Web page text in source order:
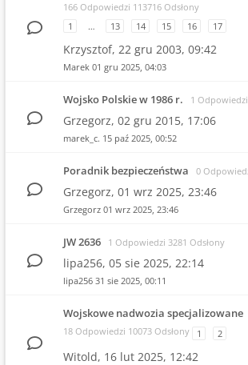
166 Odpowiedzi 113716 Odsłony
1
… 13 14 15 16 17
Krzysztof, 22 gru 2003, 09:42
Marek 01 gru 2025, 04:03
Wojsko Polskie w 1986 r. 1
Grzegorz, 02 gru 2015, 17:06
marek_c. 15 paź 2025, 00:52
Poradnik bezpieczeństwa 0
Grzegorz, 01 wrz 2025, 23:46
Grzegorz 01 wrz 2025, 23:46
JW 2636 1 Odpowiedzi 3281 Odsłony
lipa256, 05 sie 2025, 22:14
lipa256 31 sie 2025, 00:11
Wojskowe nadwozia specjalizowane
18 Odpowiedzi 10073 Odsłony 1 2
Witold, 16 lut 2025, 12:42